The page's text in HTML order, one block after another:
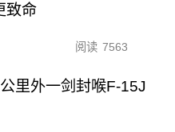
致命
阅读 7563
里外一剑封喉F-15J